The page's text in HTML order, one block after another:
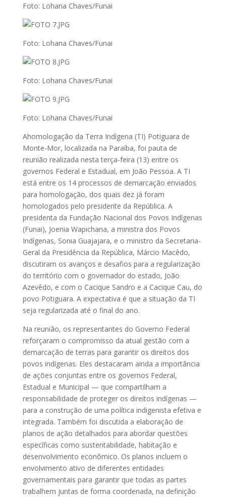
Foto: Lohana Chaves/Funai
Foto: Lohana Chaves/Funai
Foto: Lohana Chaves/Funai
Foto: Lohana Chaves/Funai
Ahomologação da Terra Indígena (TI) Potiguara de
Monte-Mor, localizada na Paraíba, foi pauta de
reunião realizada nesta terça-feira (13) entre os
governos Federal e Estadual, em João Pessoa. A TI
está entre os 14 processos de demarcação enviados
para homologação, dos quais dez já foram
homologados pelo presidente da República. A
presidenta da Fundação Nacional dos Povos Indígenas
(Funai), Joenia Wapichana, a ministra dos Povos
Indígenas, Sonia Guajajara, e o ministro da Secretaria-
Geral da Presidência da República, Márcio Macêdo,
discutiram os avanços e desafios para a regularização
do território com o governador do estado, João
Azevêdo, e com o Cacique Sandro e a Cacique Cau, do
povo Potiguara. A expectativa é que a situação da TI
seja regularizada até o final do ano.
Na reunião, os representantes do Governo Federal
reforçaram o compromisso da atual gestão com a
demarcação de terras para garantir os direitos dos
povos indígenas. Eles destacaram ainda a importância
de ações conjuntas entre os governos Federal,
Estadual e Municipal — que compartilham a
responsabilidade de proteger os direitos indígenas —
para a construção de uma política indigenista efetiva e
integrada. Também foi discutida a elaboração de
planos de ação detalhados para abordar questões
específicas como sustentabilidade, habitação e
desenvolvimento econômico. Os planos incluem o
envolvimento ativo de diferentes entidades
governamentais para garantir que todas as partes
trabalhem juntas de forma coordenada, na definição